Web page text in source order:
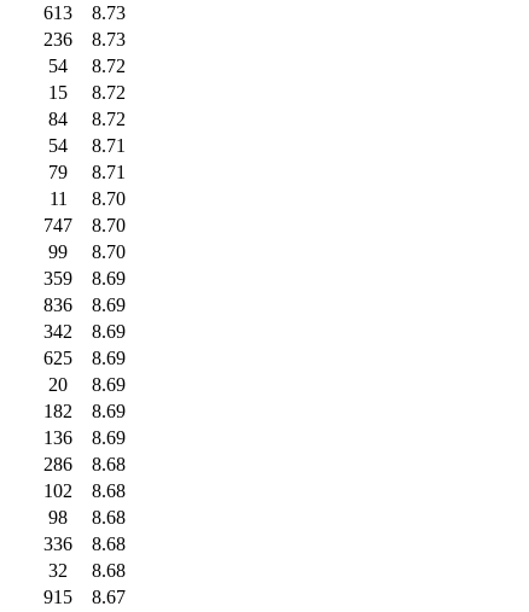
613
8.73
236
8.73
54
8.72
15
8.72
84
8.72
54
8.71
79
8.71
11
8.70
747
8.70
99
8.70
359
8.69
836
8.69
342
8.69
625
8.69
20
8.69
182
8.69
136
8.69
286
8.68
102
8.68
98
8.68
336
8.68
32
8.68
915
8.67